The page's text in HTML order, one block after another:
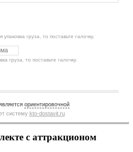
груза, то поставьте галочку.
груза, то поставьте галочку.
ориентировочной
систему kto-dostavit.ru
с аттракционом